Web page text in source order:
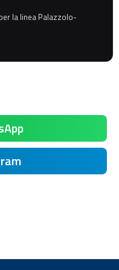
la linea Palazzolo-